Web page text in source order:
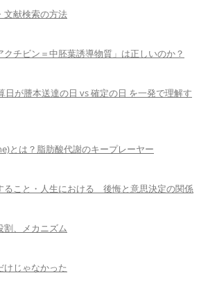
文献検索の方法
チビン＝中胚葉誘導物質」は正しいのか？
日が謄本送達の日 vs 確定の日 を一発で理解す
とは？脂肪酸代謝のキープレーヤー
ること・人生における 後悔と意思決定の関係
割、メカニズム
けじゃなかった